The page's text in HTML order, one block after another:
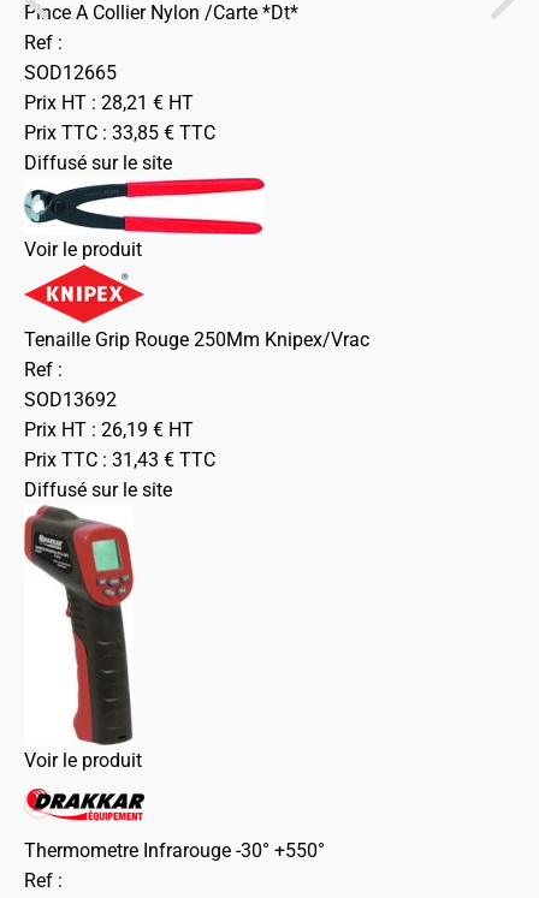
Pince A Collier Nylon /Carte *Dt*
Ref :
SOD12665
Prix HT : 28,21 € HT
Prix TTC : 33,85 € TTC
Diffusé sur le site
Voir le produit
Tenaille Grip Rouge 250Mm Knipex/Vrac
Ref :
SOD13692
Prix HT : 26,19 € HT
Prix TTC : 31,43 € TTC
Diffusé sur le site
Voir le produit
Thermometre Infrarouge -30° +550°
Ref :